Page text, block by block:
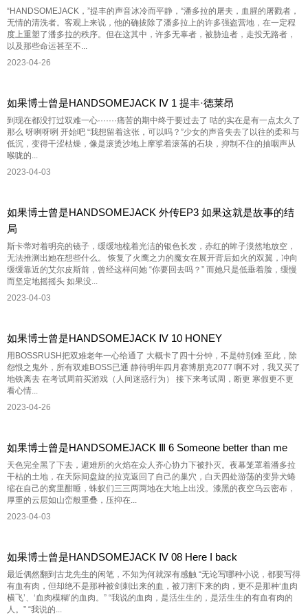
“HANDSOMEJACK，”提丰的声音冰冷而平静，“潘多拉的屠夫，血腥的屠戮者，
无情的清洗者。客观上来说，他的确拔除了潘多拉上的许多强盗营地，在一定程
度上重塑了潘多拉的秩序。但在这其中，许多无辜者，被胁迫者，走投无路者，
以及那些命运甚至不...
2023-04-26
如果博士曾是HANDSOMEJACK Ⅳ 1 提丰·德莱昂
到现在都没打过双难一心·······痛苦的期中终于要过去了 咕的实在是有一点太久了
那么 呀咧呀咧 开始吧 “我想留着这张，可以吗？”少女的声音失去了以往的柔和与
低沉，变得干涩枯燥，像是滚烫沙地上摩挲着滚落的石块，抑制不住的抽咽声从
喉咙的...
2023-04-03
如果博士曾是HANDSOMEJACK 外传EP3 如果这就是故事的结
局
斯卡蒂对着明亮的镜子，缓缓地梳着光洁的银色长发，赤红的眸子漠然地放空，
无法推测出她在想些什么。 恢复了火鹰之力的魔女在展开背后如火的双翼，冲向
缓缓靠近的艾尔皮斯前，曾经这样问她 “你要回去吗？” 而她只是低垂着脸，缓慢
而坚定地摇摇头 如果没...
2023-04-03
如果博士曾是HANDSOMEJACK Ⅳ 10 HONEY
用BOSSRUSH把双难老年一心给通了 大概卡了四十分钟，不是特别难 至此，除
怨恨之鬼外，所有双难BOSS已通 静待明年四月赛博朋克2077 啊不对，我又买了
地铁离去 在考试周前买游戏（人间迷惑行为） 接下来考试周，断更 寒假更不更
看心情...
2023-04-26
如果博士曾是HANDSOMEJACK Ⅲ 6 Someone better than me
天色完全黑了下去，避难所的火焰在众人齐心协力下被扑灭。夜幕笼罩着潘多拉
干枯的土地，在天际间盘旋的拉克返回了自己的巢穴，白天四处游荡的变异犬蜷
缩在自己的窝里酣睡，蛛蚁们三三两两地在大地上出没。漆黑的夜空乌云密布，
厚重的云层如山峦般重叠，压抑在...
2023-04-03
如果博士曾是HANDSOMEJACK Ⅳ 08 Here I back
最近偶然翻到古龙先生的闲笔，不知为何就深有感触 “无论写哪种小说，都要写得
有血有肉，但却绝不是那种被剑刺出来的血，被刀割下来的肉，更不是那种‘血肉
横飞’、‘血肉模糊’的血肉。” “我说的血肉，是活生生的，是活生生的有血有肉的
人。” “我说的...